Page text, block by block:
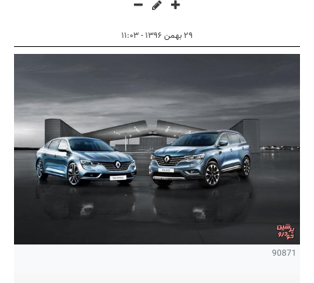
۲۹ بهمن ۱۳۹۶ - ۱۱:۰۳
90871